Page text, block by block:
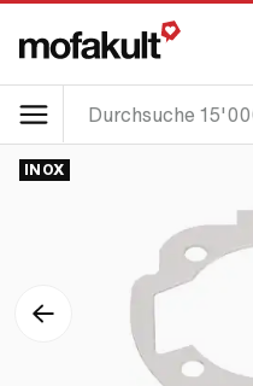
INOX